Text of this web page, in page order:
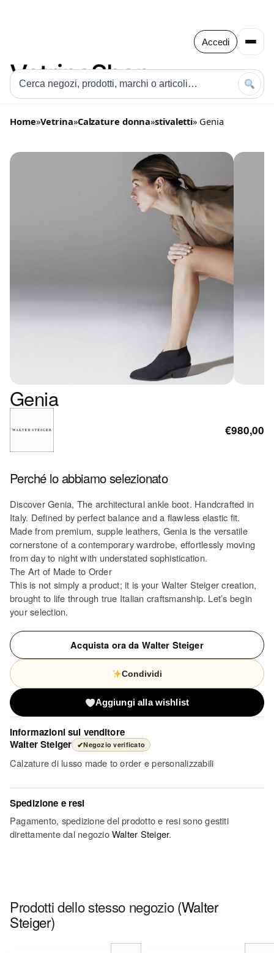
Accedi
Home»Vetrina»Calzature donna»stivaletti» Genia
Genia
€980,00
Perché lo abbiamo selezionato
Discover Genia, The architectural ankle boot. Handcrafted in
Italy. Defined by perfect balance and a flawless elastic fit.
Made from premium, supple leathers, Genia is the versatile
cornerstone of a contemporary wardrobe, effortlessly moving
from day to night with understated sophistication.
The Art of Made to Order
This is not simply a product; it is your Walter Steiger creation,
brought to life through true Italian craftsmanship. Let’s begin
your selection.
Acquista ora da Walter Steiger
Condividi
Aggiungi alla wishlist
Informazioni sul venditore
Walter Steiger ✔Negozio verificato
Calzature di lusso made to order e personalizzabili
Spedizione e resi
Pagamento, spedizione del prodotto e resi sono gestiti
direttamente dal negozioWalter Steiger.
Prodotti dello stesso negozio(Walter
Steiger)